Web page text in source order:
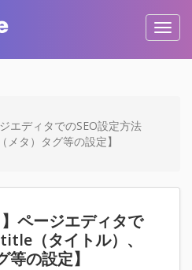
エディタでのSEO設定方法
メタ）タグ等の設定】
】ページエディタで
（タイトル）、
の設定】